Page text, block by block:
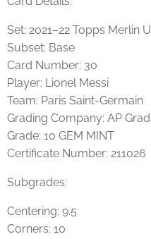
Set: 2021–22 Topps Merlin
Subset: Base
Card Number: 30
Player: Lionel Messi
Team: Paris Saint-Germain
Grading Company: AP
Grade: 10 GEM MINT
Certificate Number: 211026
Subgrades:
Centering: 9.5
Corners: 10